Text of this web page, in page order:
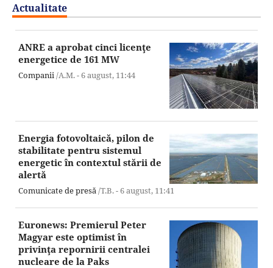
Actualitate
ANRE a aprobat cinci licenţe
energetice de 161 MW
Companii/A.M. -6 august, 11:44
Energia fotovoltaică, pilon de
stabilitate pentru sistemul
energetic în contextul stării de
alertă
Comunicate de presă/T.B. -6 august, 11:41
Euronews: Premierul Peter
Magyar este optimist în
privinţa repornirii centralei
nucleare de la Paks